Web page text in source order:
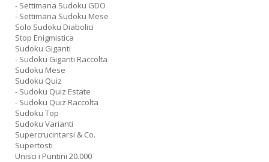
- Settimana Sudoku GDO
- Settimana Sudoku Mese
Solo Sudoku Diabolici
Stop Enigmistica
Sudoku Giganti
- Sudoku Giganti Raccolta
Sudoku Mese
Sudoku Quiz
- Sudoku Quiz Estate
- Sudoku Quiz Raccolta
Sudoku Top
Sudoku Varianti
Supercrucintarsi & Co.
Supertosti
Unisci i Puntini 20.000